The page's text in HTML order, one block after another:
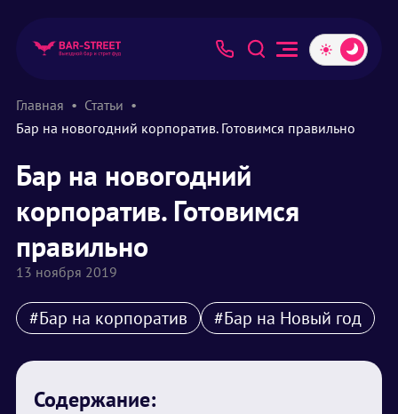
Главная
Статьи
Бар на новогодний корпоратив. Готовимся правильно
Бар на новогодний
корпоратив. Готовимся
правильно
13 ноября 2019
#Бар на корпоратив #Бар на Новый год
Содержание: